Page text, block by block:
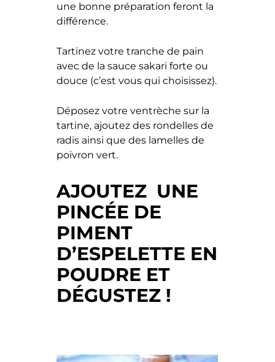
une bonne préparation feront la
différence.
Tartinez votre tranche de pain
avec de la sauce sakari forte ou
douce (c’est vous qui choisissez).
Déposez votre ventrèche sur la
tartine, ajoutez des rondelles de
radis ainsi que des lamelles de
poivron vert.
AJOUTEZ UNE
PINCÉE DE
PIMENT
D’ESPELETTE EN
POUDRE ET
DÉGUSTEZ !